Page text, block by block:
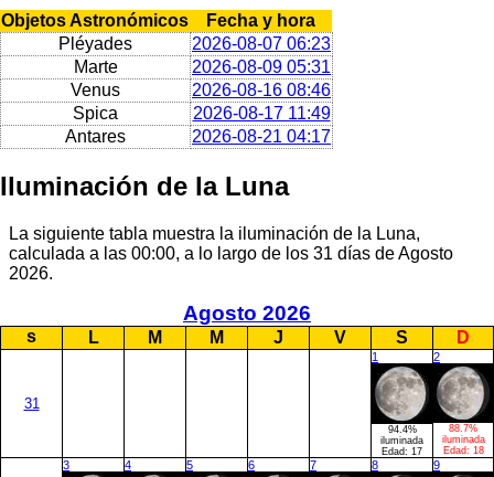
Objetos Astronómicos
Fecha y hora
Pléyades
2026-08-07 06:23
Marte
2026-08-09 05:31
Venus
2026-08-16 08:46
Spica
2026-08-17 11:49
Antares
2026-08-21 04:17
Iluminación de la Luna
La siguiente tabla muestra la iluminación de la Luna,
calculada a las 00:00, a lo largo de los 31 días de Agosto
2026.
Agosto 2026
s L M M J V S D
31
1
94.4%
iluminada
Edad: 17
2
88.7%
iluminada
Edad: 18
3 4 5 6 7 8 9